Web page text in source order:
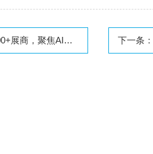
聚焦AI，赋能诊断 下一条：